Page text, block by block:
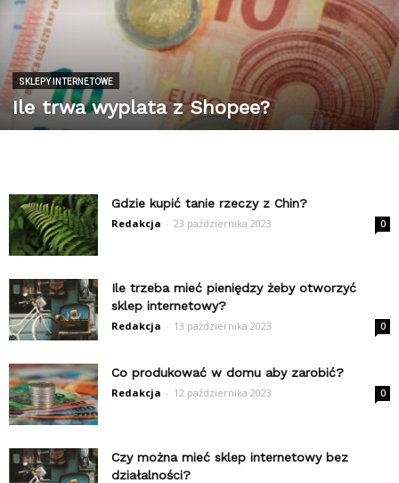
SKLEPY INTERNETOWE
Ile trwa wyplata z Shopee?
Gdzie kupić tanie rzeczy z Chin?
Redakcja - 23 października 2023 0
Ile trzeba mieć pieniędzy żeby otworzyć
sklep internetowy?
Redakcja - 13 października 2023 0
Co produkować w domu aby zarobić?
Redakcja - 12 października 2023 0
Czy można mieć sklep internetowy bez
działalności?